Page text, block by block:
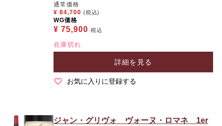
通常価格
¥ 84,700 (税込)
WG価格
¥ 75,900 税込
在庫切れ
詳細を見る
お気に入りに登録する
ジャン・グリヴォ ヴォーヌ・ロマネ 1er